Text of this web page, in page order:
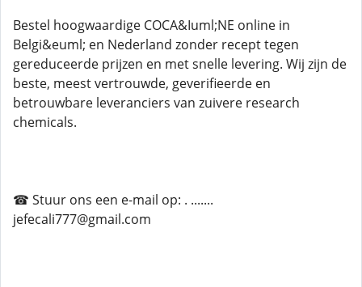
Bestel hoogwaardige COCA&Iuml;NE online in
Belgi&euml; en Nederland zonder recept tegen
gereduceerde prijzen en met snelle levering. Wij zijn de
beste, meest vertrouwde, geverifieerde en
betrouwbare leveranciers van zuivere research
chemicals.
☎ Stuur ons een e-mail op: . .......
jefecali777@gmail.com